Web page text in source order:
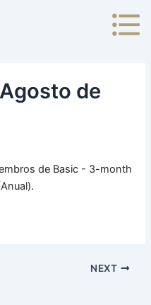
de
de Basic - 3-month
NEXT